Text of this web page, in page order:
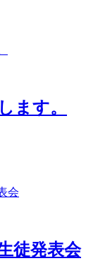
ます。
徒発表会